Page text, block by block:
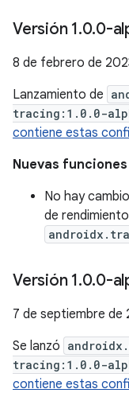
Versión 1.0.0-
8 de febrero de
Lanzamiento de
tracing:1.0.0-
contiene estas
Nuevas funciones
No hay
de
Versión 1.0.0-
7 de septiembre de
Se lanzó
tracing:1.0.0-
contiene estas